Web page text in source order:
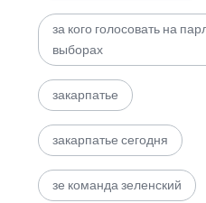
за кого голосовать на
выборах
закарпатье
закарпатье сегодня
зе команда зеленский